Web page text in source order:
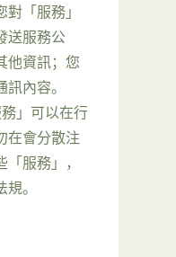
「服務」
送服務公
他資訊；您
內容。
」可以在行
在會分散注
服務」，
。